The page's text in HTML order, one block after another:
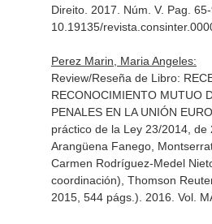
Direito. 2017. Núm. V. Pag. 65-
10.19135/
Perez Marin, Maria Angeles:
Review/Reseña de Libro:
RECONOCIMIENTO MUTUO
PENALES EN LA UNIÓN
práctico de la Ley 23/2014,
Arangüena Fanego,
Carmen Rodríguez-Medel
coordinación), Thomson
2015, 544 págs.). 2016. Vol.